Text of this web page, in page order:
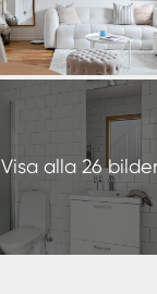
Visa alla 26